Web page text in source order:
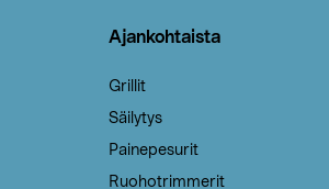
Ajankohtaista
Grillit
Säilytys
Painepesurit
Ruohotrimmerit